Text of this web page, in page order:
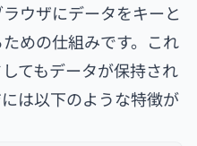
ウザにデータをキーと
めの仕組みです。これ
てもデータが保持され
は以下のような特徴が